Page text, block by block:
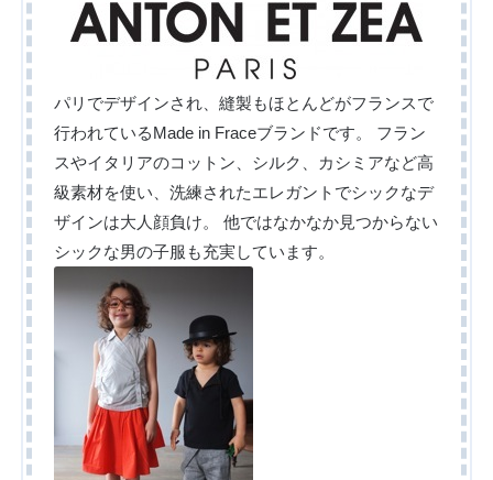
パリでデザインされ、縫製もほとんどがフランスで
行われているMade in Fraceブランドです。
フラン
スやイタリアのコットン、シルク、カシミアなど高
級素材を使い、洗練されたエレガントでシックなデ
ザインは大人顔負け。
他ではなかなか見つからない
シックな男の子服も充実しています。